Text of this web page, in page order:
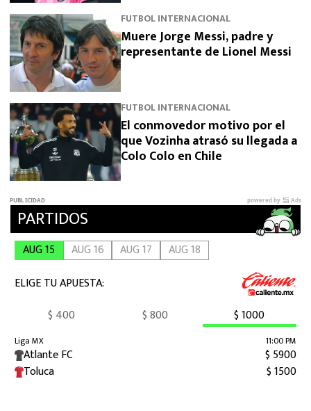
FUTBOL INTERNACIONAL
Muere Jorge Messi, padre y
representante de Lionel Messi
FUTBOL INTERNACIONAL
El conmovedor motivo por el
que Vozinha atrasó su llegada a
Colo Colo en Chile